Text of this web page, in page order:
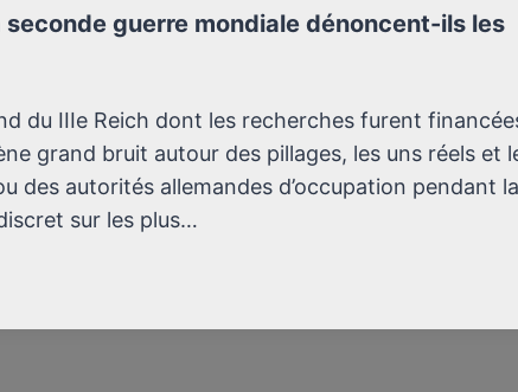
guerre mondiale dénoncent-ils les
du IIIe Reich dont les recherches furent
grand bruit autour des pillages, les uns réels et
des autorités allemandes d’occupation pendant la
sur les plus…